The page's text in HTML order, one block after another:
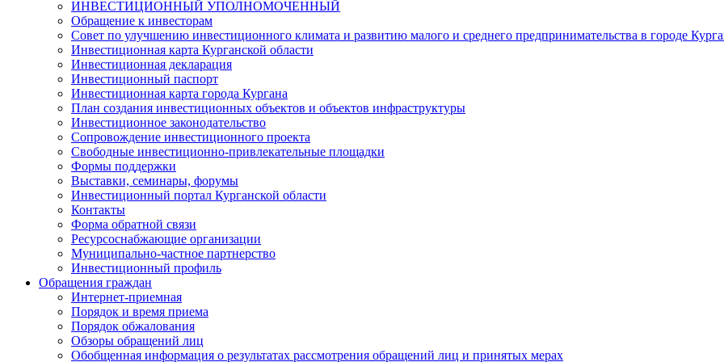
ИНВЕСТИЦИОННЫЙ УПОЛНОМОЧЕННЫЙ
Обращение к инвесторам
Совет по улучшению инвестиционного климата и развитию малого и среднего предпринимательства в городе
Инвестиционная карта Курганской области
Инвестиционная декларация
Инвестиционный паспорт
Инвестиционная карта города Кургана
План создания инвестиционных объектов и объектов инфраструктуры
Инвестиционное законодательство
Сопровождение инвестиционного проекта
Свободные инвестиционно-привлекательные площадки
Формы поддержки
Выставки, семинары, форумы
Инвестиционный портал Курганской области
Контакты
Форма обратной связи
Ресурсоснабжающие организации
Муниципально-частное партнерство
Инвестиционный профиль
Обращения граждан
Интернет-приемная
Порядок и время приема
Порядок обжалования
Обзоры обращений лиц
Обобщенная информация о результатах рассмотрения обращений лиц и принятых мерах